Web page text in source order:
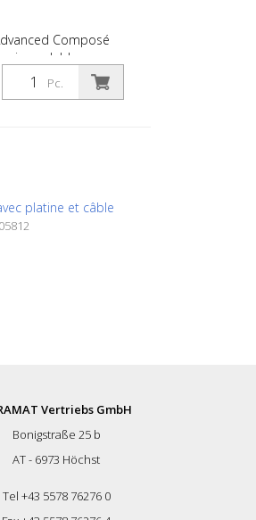
Composé
inoxydable avec
- Câble de
avec écran
Pc.
platine et câble
Vertriebs GmbH
Bonigstraße 25 b
AT - 6973 Höchst
Tel +43 5578 76276 0